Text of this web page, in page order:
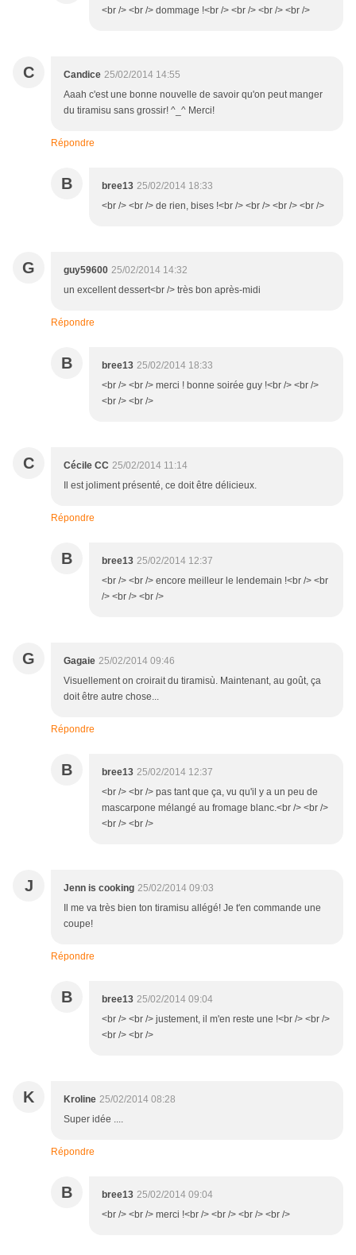
<br /> <br /> dommage !<br /> <br /> <br /> <br />
C Candice 25/02/2014 14:55
Aaah c'est une bonne nouvelle de savoir qu'on peut manger
du tiramisu sans grossir! ^_^ Merci!
Répondre
B bree13 25/02/2014 18:33
<br /> <br /> de rien, bises !<br /> <br /> <br /> <br />
G guy59600 25/02/2014 14:32
un excellent dessert<br /> très bon après-midi
Répondre
B bree13 25/02/2014 18:33
<br /> <br /> merci ! bonne soirée guy !<br /> <br />
<br /> <br />
C Cécile CC 25/02/2014 11:14
Il est joliment présenté, ce doit être délicieux.
Répondre
B bree13 25/02/2014 12:37
<br /> <br /> encore meilleur le lendemain !<br /> <br
/> <br /> <br />
G Gagaie 25/02/2014 09:46
Visuellement on croirait du tiramisù. Maintenant, au goût, ça
doit être autre chose...
Répondre
B bree13 25/02/2014 12:37
<br /> <br /> pas tant que ça, vu qu'il y a un peu de
mascarpone mélangé au fromage blanc.<br /> <br />
<br /> <br />
J Jenn is cooking 25/02/2014 09:03
Il me va très bien ton tiramisu allégé! Je t'en commande une
coupe!
Répondre
B bree13 25/02/2014 09:04
<br /> <br /> justement, il m'en reste une !<br /> <br />
<br /> <br />
K Kroline 25/02/2014 08:28
Super idée ....
Répondre
B bree13 25/02/2014 09:04
<br /> <br /> merci !<br /> <br /> <br /> <br />